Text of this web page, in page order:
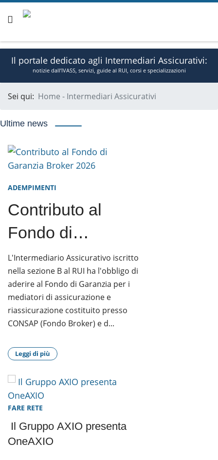
Il portale dedicato agli Intermediari Assicurativi:
notizie dall’IVASS, servizi, guide al RUI, corsi e specializzazioni
Sab, Ago 8, 2026
Sign In
Sei qui: Home - Intermediari Assicurativi
Ultime news
ADEMPIMENTI
Contributo al
Fondo di
Garanzia Broker
2026
L'Intermediario Assicurativo iscritto
nella sezione B al RUI ha l'obbligo di
aderire al Fondo di Garanzia per i
mediatori di assicurazione e
riassicurazione costituito presso
CONSAP (Fondo Broker) e d...
Leggi di più
FARE RETE
Il Gruppo AXIO presenta
OneAXIO